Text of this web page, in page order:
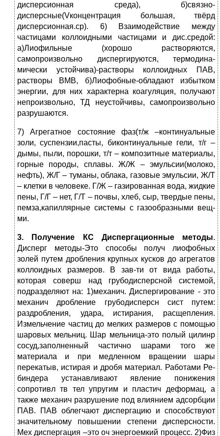
дисперсионная среда), б)связно-
дисперсные(Vконцентрация боль­шая, твёрд
дисперсионная.ср). 6) Взаимодействие между
частицами коллоидными частицами и дис.средой:
а)Лиофильные (хорошо рас­творяются,
самопроизвольно диспергируются, термодина­
мически устойчива)-растворы кол­лоидных ПАВ,
растворы ВМВ, б)Лиофобные-обладают из­бытком
энергии, для них характерна коагуляция, получают
непро­извольно, ТД неустойчивы, самопроизвольно
разрушаются.
7) Агрегатное состояние фаз(т/ж –континуальные
золи, суспензии,пасты, биконтинуальные гели, т/г –
дымы, пыли, порошки, т/т – композитные материалы,
горные породы, сплавы. Ж/Ж – эмульсии(молоко,
нефть), Ж/Г – туманы, облака, газовые эмульсии, Ж/Т
– клетки в человеке. Г/Ж – газированная вода, жидкие
пены, Г/Г – нет, Г/Т – почвы, хлеб, сыр, твердые пены,
пемза,капиллярные системы с газообразными вещ-
ми.
3. Получение КС Диспергаци­онные методы.
Дисперг ме­тоды-Это способы получ лио­фобных
золей путем дробле­ния крупных кусков до агрега­тов
коллоидных размеров. В зав-ти от вида работы,
которая соверш над грубодис­персной системой,
подразде­ляют на: 1)механич. Диспергирование - это
механич дробление грубодисперсн сист путем:
раздробления, удара, истирания, расщепле­ния.
Измельчение частиц до мелких размеров с помощью
шаровых мельниц. Шар мель­ница-это полый цилинр
со­суд,заполненный частично шарами того же
материала и при медленном вращении шары
перекатыв, истирая и дробя материал. Работами Ре­
биндера устанавливают явление понижения
сопротивл тв тел упругим и пластич деформац, а
также механич разрушение под влиянием адсорб­ции
ПАВ. ПАВ облегчают диспергацию и способствуют
значи­тельному повышении степени дисперсности.
Мех диспергация –это оч энергоемкий про­цесс. 2)Физ